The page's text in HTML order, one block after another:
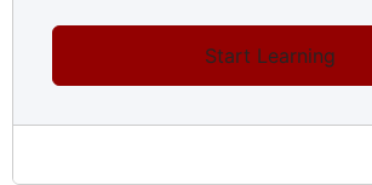
Start Learning